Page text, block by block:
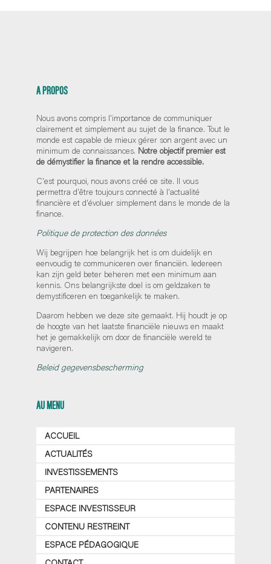
A PROPOS
Nous avons compris l'importance de communiquer
clairement et simplement au sujet de la finance. Tout le
monde est capable de mieux gérer son argent avec un
minimum de connaissances. Notre objectif premier est
de démystifier la finance et la rendre accessible.
C'est pourquoi, nous avons créé ce site. Il vous
permettra d'être toujours connecté à l'actualité
financière et d'évoluer simplement dans le monde de la
finance.
Politique de protection des données
Wij begrijpen hoe belangrijk het is om duidelijk en
eenvoudig te communiceren over financiën. Iedereen
kan zijn geld beter beheren met een minimum aan
kennis. Ons belangrijkste doel is om geldzaken te
demystificeren en toegankelijk te maken.
Daarom hebben we deze site gemaakt. Hij houdt je op
de hoogte van het laatste financiële nieuws en maakt
het je gemakkelijk om door de financiële wereld te
navigeren.
Beleid gegevensbescherming
AU MENU
ACCUEIL
ACTUALITÉS
INVESTISSEMENTS
PARTENAIRES
ESPACE INVESTISSEUR
CONTENU RESTREINT
ESPACE PÉDAGOGIQUE